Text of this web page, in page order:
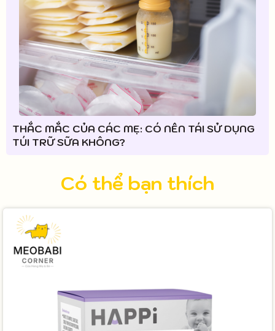
THẮC MẮC CỦA CÁC MẸ: CÓ NÊN TÁI SỬ DỤNG
TÚI TRỮ SỮA KHÔNG?
Có thể bạn thích